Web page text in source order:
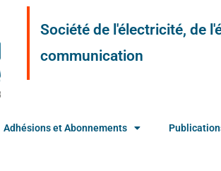
Société de l'électricité, de
communication
Adhésions et Abonnements